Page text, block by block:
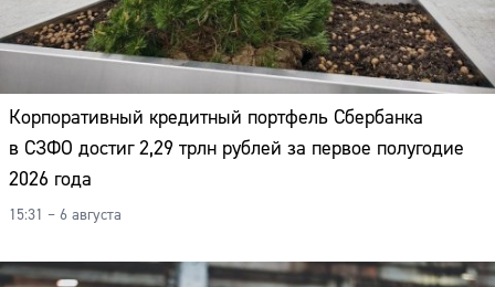
Корпоративный кредитный портфель Сбербанка
в СЗФО достиг 2,29 трлн рублей за первое полугодие
2026 года
15:31 – 6 августа
Адрес:
Телефон: